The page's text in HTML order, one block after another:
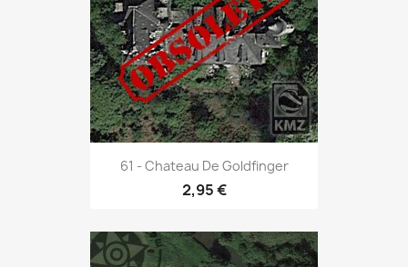
61 - Chateau De Goldfinger
2,95 €